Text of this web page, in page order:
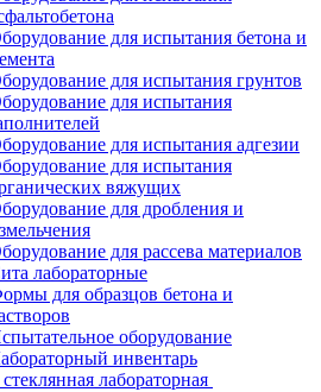
для испытания бетона и
для испытания грунтов
для испытания
для испытания адгезии
для испытания
вяжущих
для дробления и
для рассева материалов
лабораторные
для образцов бетона и
оборудование
инвентарь
лабораторная